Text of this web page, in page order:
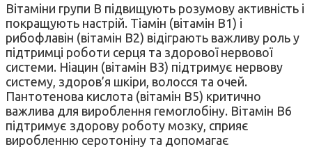
Вітаміни групи В підвищують розумову активність і
покращують настрій. Тіамін (вітамін B1) і
рибофлавін (вітамін В2) відіграють важливу роль у
підтримці роботи серця та здорової нервової
системи. Ніацин (вітамін В3) підтримує нервову
систему, здоров’я шкіри, волосся та очей.
Пантотенова кислота (вітамін B5) критично
важлива для вироблення гемоглобіну. Вітамін B6
підтримує здорову роботу мозку, сприяє
виробленню серотоніну та допомагає